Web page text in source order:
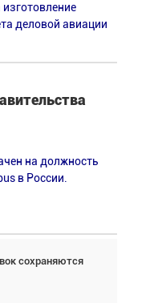
деловой авиации
на должность
в России.
сохраняются
и БПЛА в